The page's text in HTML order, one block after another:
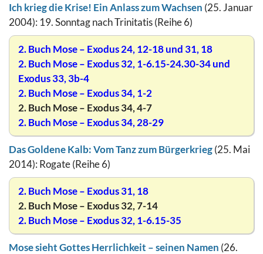
Ich krieg die Krise! Ein Anlass zum Wachsen (25. Januar
2004): 19. Sonntag nach Trinitatis (Reihe 6)
2. Buch Mose – Exodus 24, 12-18 und 31, 18
2. Buch Mose – Exodus 32, 1-6.15-24.30-34 und
Exodus 33, 3b-4
2. Buch Mose – Exodus 34, 1-2
2. Buch Mose – Exodus 34, 4-7
2. Buch Mose – Exodus 34, 28-29
Das Goldene Kalb: Vom Tanz zum Bürgerkrieg(25. Mai
2014): Rogate (Reihe 6)
2. Buch Mose – Exodus 31, 18
2. Buch Mose – Exodus 32, 7-14
2. Buch Mose – Exodus 32, 1-6.15-35
Mose sieht Gottes Herrlichkeit – seinen Namen (26.